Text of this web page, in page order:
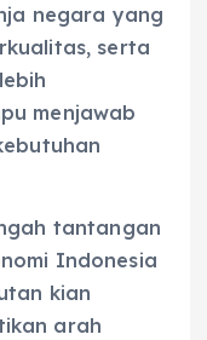
negara yang
serta
menjawab
tantangan
Indonesia
kian
arah